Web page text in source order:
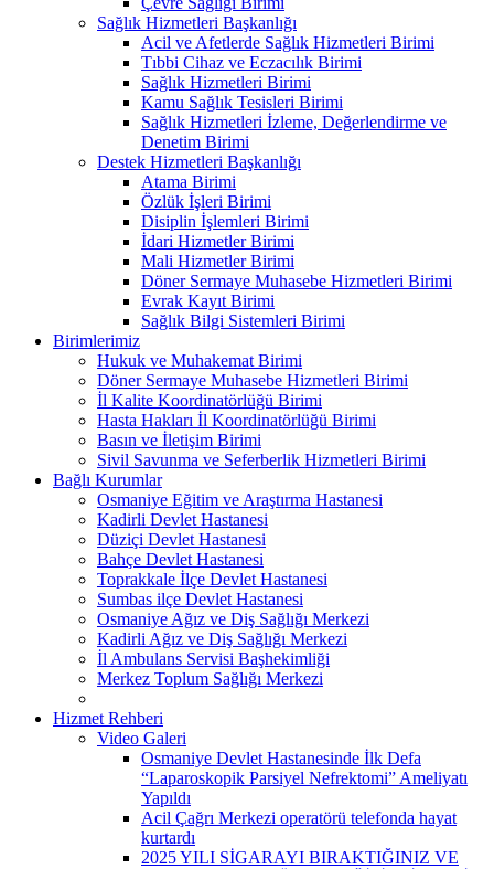
Sağlık Hizmetleri Başkanlığı
Acil ve Afetlerde Sağlık Hizmetleri Birimi
Tıbbi Cihaz ve Eczacılık Birimi
Sağlık Hizmetleri Birimi
Kamu Sağlık Tesisleri Birimi
Sağlık Hizmetleri İzleme, Değerlendirme ve
Denetim Birimi
Destek Hizmetleri Başkanlığı
Atama Birimi
Özlük İşleri Birimi
Disiplin İşlemleri Birimi
İdari Hizmetler Birimi
Mali Hizmetler Birimi
Döner Sermaye Muhasebe Hizmetleri Birimi
Evrak Kayıt Birimi
Sağlık Bilgi Sistemleri Birimi
Birimlerimiz
Hukuk ve Muhakemat Birimi
Döner Sermaye Muhasebe Hizmetleri Birimi
İl Kalite Koordinatörlüğü Birimi
Hasta Hakları İl Koordinatörlüğü Birimi
Basın ve İletişim Birimi
Sivil Savunma ve Seferberlik Hizmetleri Birimi
Bağlı Kurumlar
Osmaniye Eğitim ve Araştırma Hastanesi
Kadirli Devlet Hastanesi
Düziçi Devlet Hastanesi
Bahçe Devlet Hastanesi
Toprakkale İlçe Devlet Hastanesi
Sumbas ilçe Devlet Hastanesi
Osmaniye Ağız ve Diş Sağlığı Merkezi
Kadirli Ağız ve Diş Sağlığı Merkezi
İl Ambulans Servisi Başhekimliği
Merkez Toplum Sağlığı Merkezi
Hizmet Rehberi
Video Galeri
Osmaniye Devlet Hastanesinde İlk Defa
“Laparoskopik Parsiyel Nefrektomi” Ameliyatı
Yapıldı
Acil Çağrı Merkezi operatörü telefonda hayat
kurtardı
2025 YILI SİGARAYI BIRAKTIĞINIZ VE